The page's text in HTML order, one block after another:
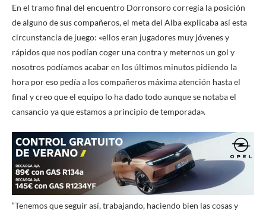
En el tramo final del encuentro Dorronsoro corregía la posición
de alguno de sus compañeros, el meta del Alba explicaba así esta
circunstancia de juego: «ellos eran jugadores muy jóvenes y
rápidos que nos podían coger una contra y meternos un gol y
nosotros podíamos acabar en los últimos minutos pidiendo la
hora por eso pedía a los compañeros máxima atención hasta el
final y creo que el equipo lo ha dado todo aunque se notaba el
cansancio ya que estamos a principio de temporada».
“Tenemos que seguir así, trabajando, haciendo bien las cosas y